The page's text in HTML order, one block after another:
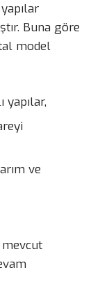
Buna göre
model
ve